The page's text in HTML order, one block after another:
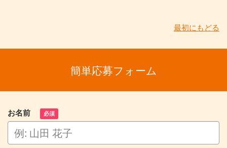
最初にもどる
簡単応募フォーム
お名前 必須